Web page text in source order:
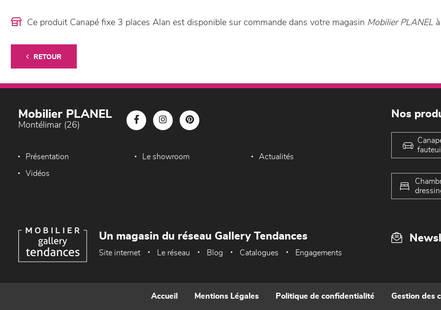
Ce produit Canapé fixe 3 places Alan est disponible sur commande dans votre magasin Mobilier PLANEL
RETOUR
Mobilier PLANEL
Montélimar (26)
Présentation Le showroom Actualités
Vidéos
Nos
Un magasin du réseau Gallery Tendances
Site internet Le réseau Blog Catalogues Engagements
Accueil Mentions Légales Politique de confidentialité Gestion des